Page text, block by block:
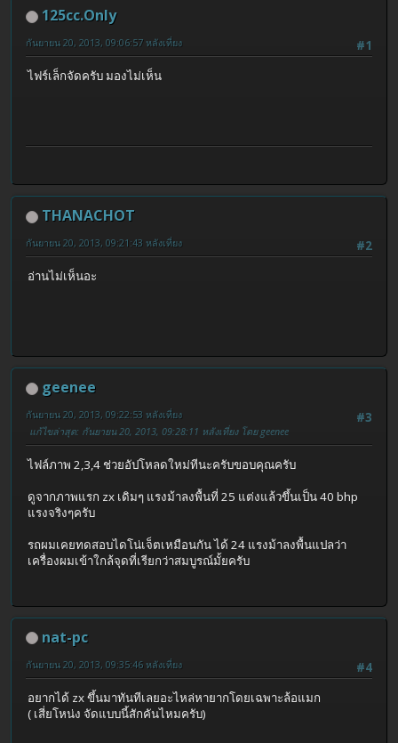
125cc.Only
#1
กันยายน 20, 2013, 09:06:57 หลังเที่ยง
ไฟร์เล็กจัดครับ มองไม่เห็น
THANACHOT
#2
กันยายน 20, 2013, 09:21:43 หลังเที่ยง
อ่านไม่เห็นอะ
geenee
#3
กันยายน 20, 2013, 09:22:53 หลังเที่ยง
แก้ไขล่าสุด: กันยายน 20, 2013, 09:28:11 หลังเที่ยง โดย geenee
ไฟล์ภาพ 2,3,4 ช่วยอัปโหลดใหม่ทีนะครับขอบคุณครับ
ดูจากภาพแรก zx เดิมๆ แรงม้าลงพื้นที่ 25 แต่งแล้วขึ้นเป็น 40 bhp
แรงจริงๆครับ
รถผมเคยทดสอบไดโน่เจ็ตเหมือนกัน ได้ 24 แรงม้าลงพื้นแปลว่า
เครื่องผมเข้าใกล้จุดที่เรียกว่าสมบูรณ์มั้ยครับ
nat-pc
#4
กันยายน 20, 2013, 09:35:46 หลังเที่ยง
อยากได้ zx ขึ้นมาทันทีเลยอะไหล่หายากโดยเฉพาะล้อแมก
( เสี่ยโหน่ง จัดแบบนี้สักคันไหมครับ)